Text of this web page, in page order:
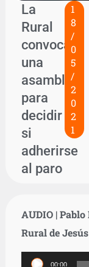
La
Rural
convoca
una
asamblea
para
decidir
si
adherirse
al paro
1
8
/
0
5
/
2
0
2
1
AUDIO |
Rural de
Reproductor
00:00